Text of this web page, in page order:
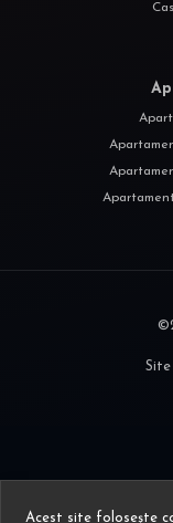
©
Acest site folosește